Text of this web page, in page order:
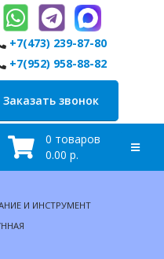
+7(473) 239-87-80
+7(952) 958-88-82
Заказать звонок
0 товаров
0.00 р.
И ИНСТРУМЕНТ